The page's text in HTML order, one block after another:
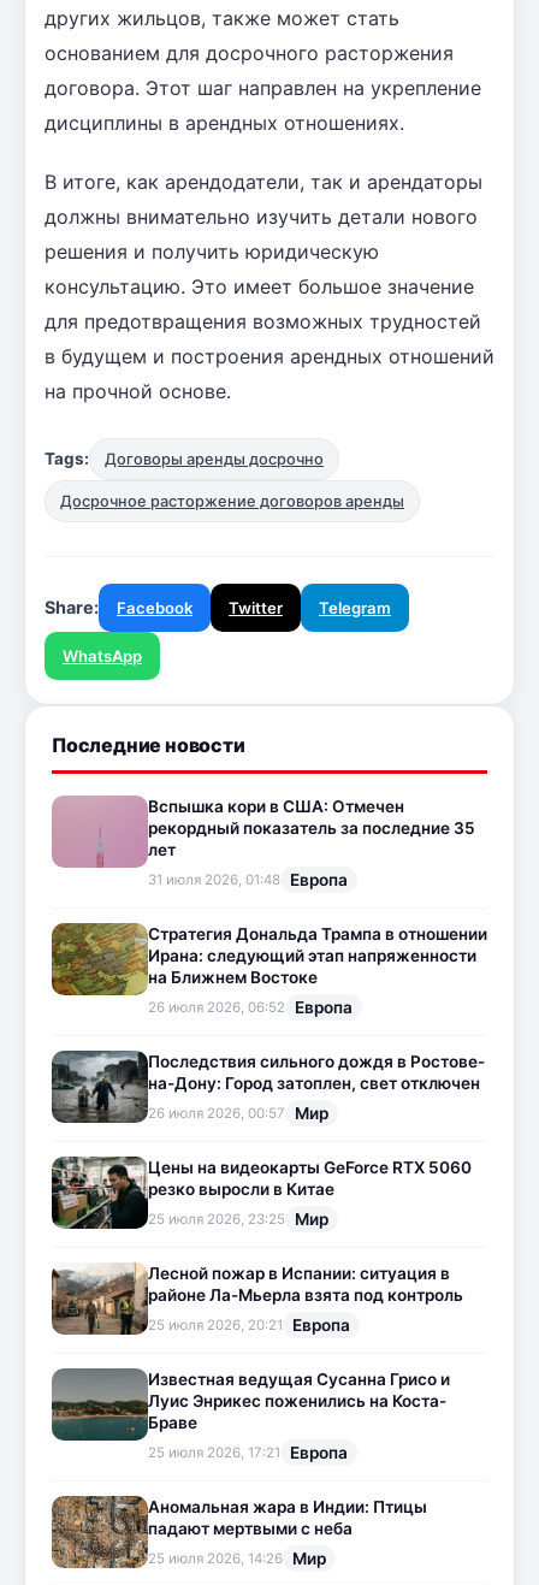
других жильцов, также может стать
основанием для досрочного расторжения
договора. Этот шаг направлен на укрепление
дисциплины в арендных отношениях.
В итоге, как арендодатели, так и арендаторы
должны внимательно изучить детали нового
решения и получить юридическую
консультацию. Это имеет большое значение
для предотвращения возможных трудностей
в будущем и построения арендных отношений
на прочной основе.
Tags: Договоры аренды досрочно
Досрочное расторжение договоров аренды
Share: Facebook Twitter Telegram
WhatsApp
Последние новости
Вспышка кори в США: Отмечен
рекордный показатель за последние 35
лет
31 июля 2026, 01:48 Европа
Стратегия Дональда Трампа в отношении
Ирана: следующий этап напряженности
на Ближнем Востоке
26 июля 2026, 06:52 Европа
Последствия сильного дождя в Ростове-
на-Дону: Город затоплен, свет отключен
26 июля 2026, 00:57 Мир
Цены на видеокарты GeForce RTX 5060
резко выросли в Китае
25 июля 2026, 23:25 Мир
Лесной пожар в Испании: ситуация в
районе Ла-Мьерла взята под контроль
25 июля 2026, 20:21 Европа
Известная ведущая Сусанна Грисо и
Луис Энрикес поженились на Коста-
Браве
25 июля 2026, 17:21 Европа
Аномальная жара в Индии: Птицы
падают мертвыми с неба
25 июля 2026, 14:26 Мир